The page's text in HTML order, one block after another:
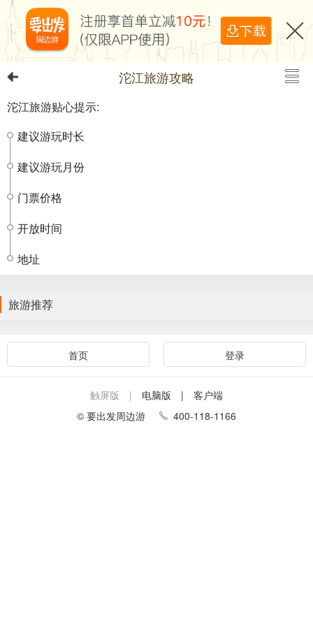
沱江旅游攻略
沱江旅游贴心提示:
建议游玩时长
建议游玩月份
门票价格
开放时间
地址
旅游推荐
首页 登录
触屏版 | 电脑版 | 客户端
© 要出发周边游
400-118-1166